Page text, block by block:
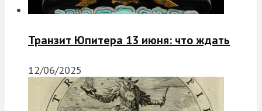
Транзит Юпитера 13 июня: что ждать
12/06/2025